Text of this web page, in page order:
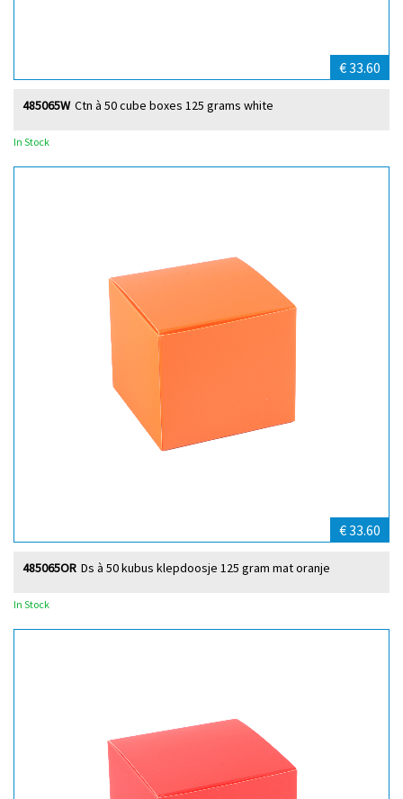
€ 33.60
Ctn à 50 cube boxes 125 grams white
485065W
In Stock
€ 33.60
Ds à 50 kubus klepdoosje 125 gram mat oranje
485065OR
In Stock